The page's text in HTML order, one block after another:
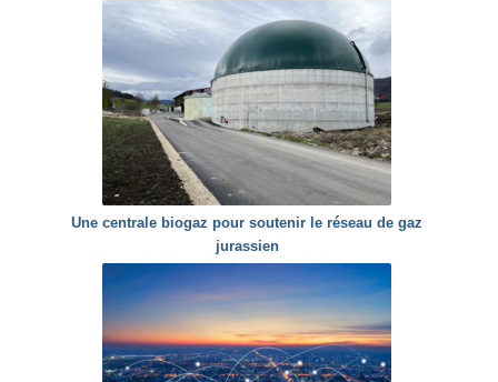
Une centrale biogaz pour soutenir le réseau de gaz
jurassien